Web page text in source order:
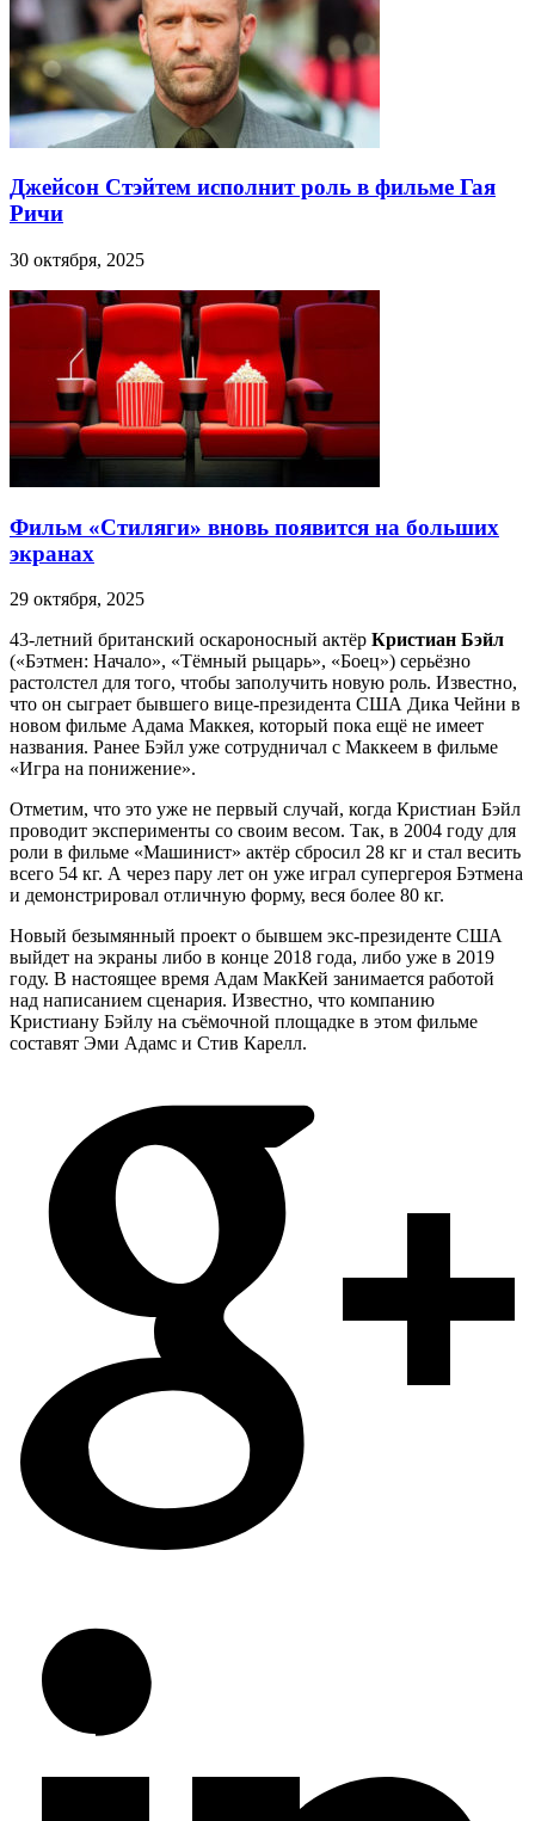
Джейсон Стэйтем исполнит роль в фильме Гая
Ричи
30 октября, 2025
Фильм «Стиляги» вновь появится на больших
экранах
29 октября, 2025
43-летний британский оскароносный актёр Кристиан Бэйл
(«Бэтмен: Начало», «Тёмный рыцарь», «Боец») серьёзно
растолстел для того, чтобы заполучить новую роль. Известно,
что он сыграет бывшего вице-президента США Дика Чейни в
новом фильме Адама Маккея, который пока ещё не имеет
названия. Ранее Бэйл уже сотрудничал с Маккеем в фильме
«Игра на понижение».
Отметим, что это уже не первый случай, когда Кристиан Бэйл
проводит эксперименты со своим весом. Так, в 2004 году для
роли в фильме «Машинист» актёр сбросил 28 кг и стал весить
всего 54 кг. А через пару лет он уже играл супергероя Бэтмена
и демонстрировал отличную форму, веся более 80 кг.
Новый безымянный проект о бывшем экс-президенте США
выйдет на экраны либо в конце 2018 года, либо уже в 2019
году. В настоящее время Адам МакКей занимается работой
над написанием сценария. Известно, что компанию
Кристиану Бэйлу на съёмочной площадке в этом фильме
составят Эми Адамс и Стив Карелл.